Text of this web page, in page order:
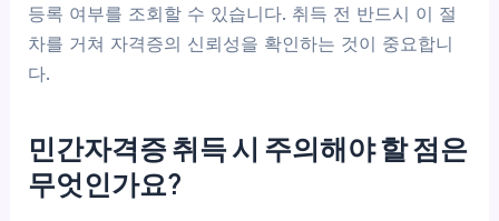
등록 여부를 조회할 수 있습니다. 취득 전 반드시 이 절
차를 거쳐 자격증의 신뢰성을 확인하는 것이 중요합니
다.
민간자격증 취득 시 주의해야 할 점은
무엇인가요?